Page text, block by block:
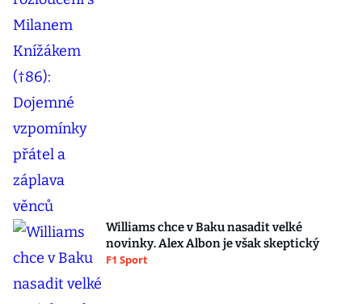
Williams chce v Baku nasadit velké
novinky. Alex Albon je však skeptický
F1 Sport